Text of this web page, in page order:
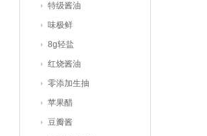
特级酱油
味极鲜
8g轻盐
红烧酱油
零添加生抽
苹果醋
豆瓣酱